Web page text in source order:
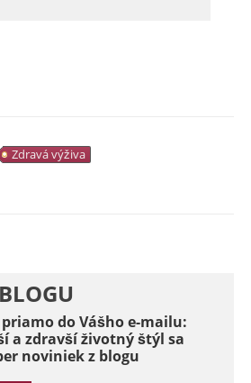
Zdravá výživa
do Vášho e-mailu:
a zdravší životný štýl sa
noviniek z blogu